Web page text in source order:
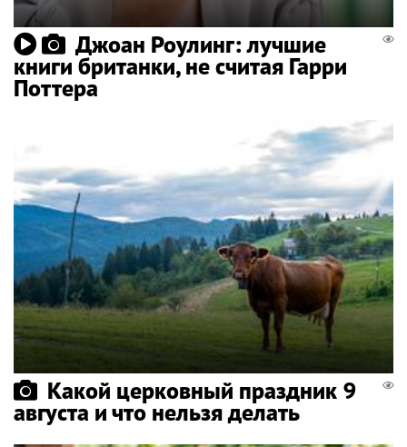
Джоан Роулинг: лучшие
книги британки, не считая Гарри
Поттера
Какой церковный праздник 9
августа и что нельзя делать